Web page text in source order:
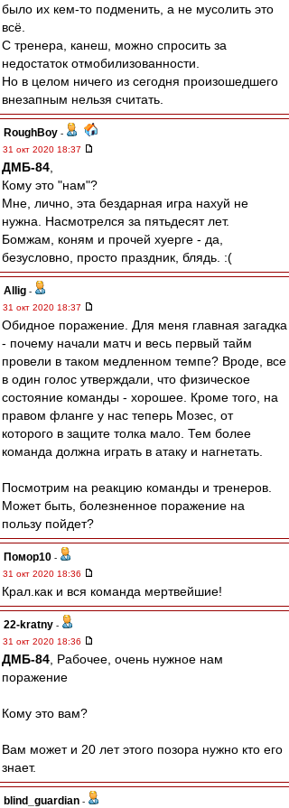
было их кем-то подменить, а не мусолить это
всё.
С тренера, канеш, можно спросить за
недостаток отмобилизованности.
Но в целом ничего из сегодня произошедшего
внезапным нельзя считать.
RoughBoy -
31 окт 2020 18:37
ДМБ-84
Кому это "нам"?
Мне, лично, эта бездарная игра нахуй не
нужна. Насмотрелся за пятьдесят лет.
Бомжам, коням и прочей хуерге - да,
безусловно, просто праздник, блядь. :(
Allig -
31 окт 2020 18:37
Обидное поражение. Для меня главная загадка
- почему начали матч и весь первый тайм
провели в таком медленном темпе? Вроде, все
в один голос утверждали, что физическое
состояние команды - хорошее. Кроме того, на
правом фланге у нас теперь Мозес, от
которого в защите толка мало. Тем более
команда должна играть в атаку и нагнетать.
Посмотрим на реакцию команды и тренеров.
Может быть, болезненное поражение на
пользу пойдет?
Помор10 -
31 окт 2020 18:36
Крал.как и вся команда мертвейшие!
22-kratny -
31 окт 2020 18:36
ДМБ-84 , Рабочее, очень нужное нам
поражение
Кому это вам?
Вам может и 20 лет этого позора нужно кто его
знает.
blind_guardian -